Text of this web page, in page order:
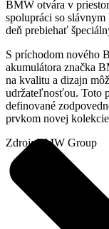
BMW otvára v
spolupráci so
deň prebiehať
S príchodom nového
akumulátora značka
na kvalitu a dizajn
udržateľnosťou. Toto
definované
prvkom novej
Zdroj: BMW Group